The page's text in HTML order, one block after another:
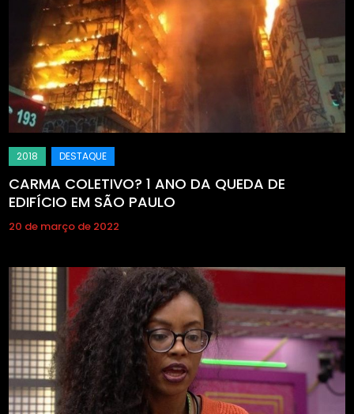
CARMA COLETIVO? 1 ANO DA QUEDA DE
EDIFÍCIO EM SÃO PAULO
20 de março de 2022